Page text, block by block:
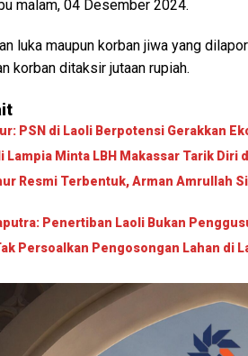
malam, 04 Desember 2024.
luka maupun korban jiwa yang
korban ditaksir jutaan rupiah.
PSN di Laoli Berpotensi Gerakkan
Lampia Minta LBH Makassar Tarik
Resmi Terbentuk, Arman Amrullah
Penertiban Laoli Bukan
Persoalkan Pengosongan Lahan di